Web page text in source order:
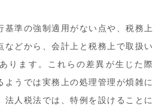
準の強制適用がない点や、税務上
などから、会計上と税務上で取扱い
ります。これらの差異が生じた際
ようでは実務上の処理管理が煩雑に
法人税法では、特例を設けることに